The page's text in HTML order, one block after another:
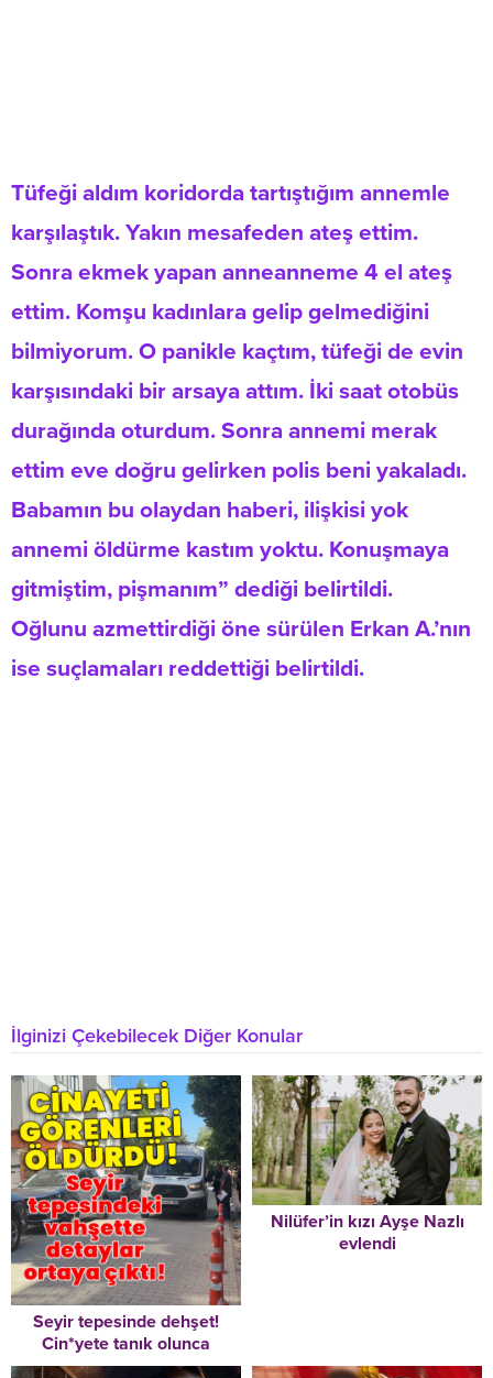
Tüfeği aldım koridorda tartıştığım annemle
karşılaştık. Yakın mesafeden ateş ettim.
Sonra ekmek yapan anneanneme 4 el ateş
ettim. Komşu kadınlara gelip gelmediğini
bilmiyorum. O panikle kaçtım, tüfeği de evin
karşısındaki bir arsaya attım. İki saat otobüs
durağında oturdum. Sonra annemi merak
ettim eve doğru gelirken polis beni yakaladı.
Babamın bu olaydan haberi, ilişkisi yok
annemi öldürme kastım yoktu. Konuşmaya
gitmiştim, pişmanım” dediği belirtildi.
Oğlunu azmettirdiği öne sürülen Erkan A.’nın
ise suçlamaları reddettiği belirtildi.
İlginizi Çekebilecek Diğer Konular
Seyir tepesinde dehşet!
Cin*yete tanık olunca
katl*dildiler!
Nilüfer’in kızı Ayşe Nazlı
evlendi